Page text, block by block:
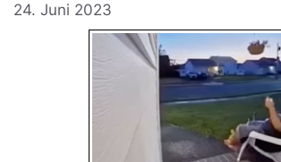
24. Juni 2023